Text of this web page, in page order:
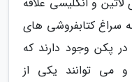
سراغ کتابفروشی های
پکن وجود دارند که
می توانند یکی از